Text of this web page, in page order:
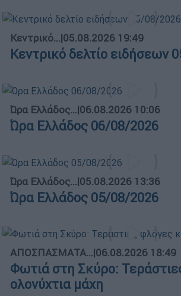
Κεντρικό...|05.08.2026 19:49
Κεντρικό δελτίο ειδήσεων
Ώρα Ελλάδος...|06.08.2026 10:06
Ώρα Ελλάδος 06/08/2026
Ώρα Ελλάδος...|05.08.2026 13:36
Ώρα Ελλάδος 05/08/2026
ΑΠΟΣΠΑΣΜΑΤΑ...|06.08.2026 18:49
Φωτιά στη Σκύρο:
ολονύχτια μάχη